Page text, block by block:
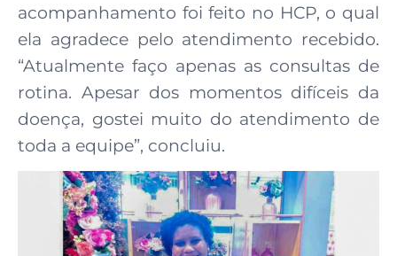
acompanhamento foi feito no HCP, o qual
ela agradece pelo atendimento recebido.
“Atualmente faço apenas as consultas de
rotina. Apesar dos momentos difíceis da
doença, gostei muito do atendimento de
toda a equipe”, concluiu.